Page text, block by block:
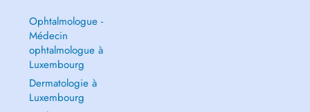
Ophtalmologue -
Médecin
ophtalmologue à
Luxembourg
Dermatologie à
Luxembourg